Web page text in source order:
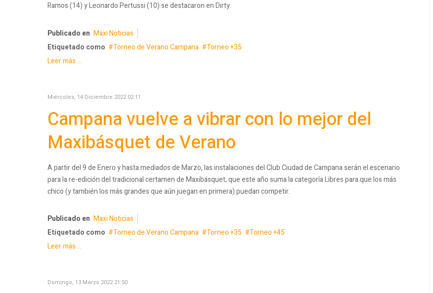
Ramos (14) y Leonardo Pertussi (10) se destacaron en Dirty.
Publicado en Maxi Noticias
Etiquetado como
Torneo de Verano Campana
Torneo +35
Leer más ...
Miércoles, 14 Diciembre 2022 02:11
Campana vuelve a vibrar con lo mejor del
Maxibásquet de Verano
A partir del 9 de Enero y hasta mediados de Marzo, las instalaciones del Club Ciudad de Campana serán el escenario
para la re-edición del tradicional certamen de Maxibásquet, que este año suma la categoría Libres para que los más
chico (y también los más grandes que aún juegan en primera) puedan competir.
Publicado en Maxi Noticias
Etiquetado como
Torneo de Verano Campana Torneo +35
Torneo +45
Leer más ...
Domingo, 13 Marzo 2022 21:50